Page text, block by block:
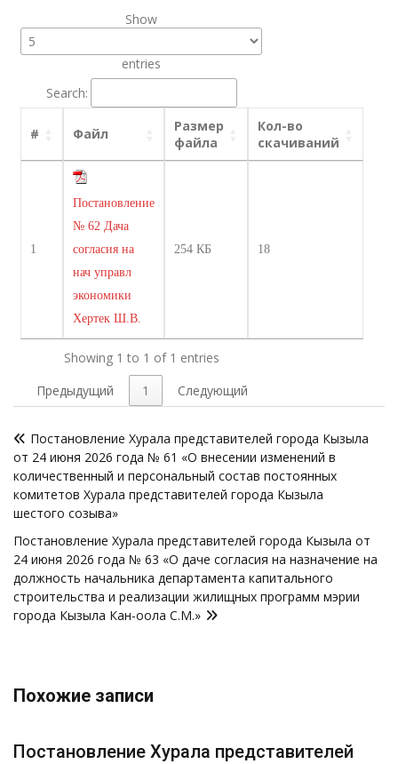
Show
entries
Search:
# Файл
Размер
файла
Кол-во
скачиваний
1
Постановление
№ 62 Дача
согласия на
нач управл
экономики
Хертек Ш.В.
254 КБ 18
Showing 1 to 1 of 1 entries
Предыдущий
1 Следующий
по
записям
Постановление Хурала представителей города Кызыла
от 24 июня 2026 года № 61 «О внесении изменений в
количественный и персональный состав постоянных
комитетов Хурала представителей города Кызыла
шестого созыва»
Постановление Хурала представителей города Кызыла от
24 июня 2026 года № 63 «О даче согласия на назначение на
должность начальника департамента капитального
строительства и реализации жилищных программ мэрии
города Кызыла Кан-оола С.М.»
Похожие записи
Постановление Хурала представителей